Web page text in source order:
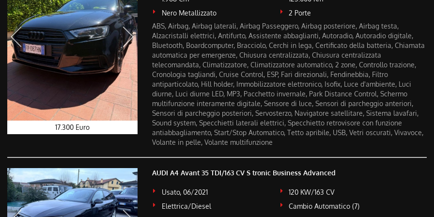
17.300 Euro
Nero Metallizzato
2 Porte
ABS, Airbag, Airbag laterali, Airbag Passeggero, Airbag posteriore, Airbag testa,
Alzacristalli elettrici, Antifurto, Assistente abbaglianti, Autoradio, Autoradio digitale,
Bluetooth, Boardcomputer, Bracciolo, Cerchi in lega, Certificato della batteria, Chiamata
automatica per emergenze, Chiusura centralizzata, Chiusura centralizzata
telecomandata, Climatizzatore, Climatizzatore automatico, 2 zone, Controllo trazione,
Cronologia tagliandi, Cruise Control, ESP, Fari direzionali, Fendinebbia, Filtro
antiparticolato, Hill holder, Immobilizzatore elettronico, Isofix, Luce d'ambiente, Luci
diurne, Luci diurne LED, MP3, Pacchetto invernale, Park Distance Control, Schermo
multifunzione interamente digitale, Sensore di luce, Sensori di parcheggio anteriori,
Sensori di parcheggio posteriori, Servosterzo, Navigatore satellitare, Sistema lavafari,
Sound system, Specchietti laterali elettrici, Specchietto retrovisore con funzione
antiabbagliamento, Start/Stop Automatico, Tetto apribile, USB, Vetri oscurati, Vivavoce,
Volante in pelle, Volante multifunzione
AUDI A4 Avant 35 TDI/163 CV S tronic Business Advanced
Usato, 06/2021
120 KW/163 CV
Elettrica/Diesel
Cambio Automatico (7)